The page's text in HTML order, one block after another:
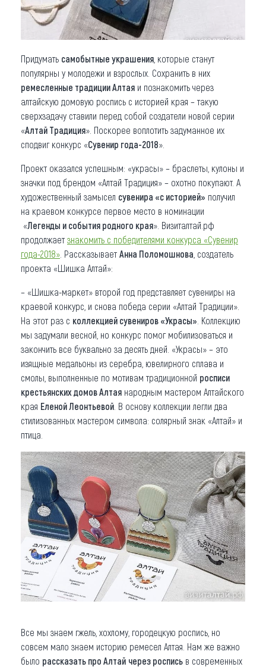
Придумать самобытные украшения , которые станут
популярны у молодежи и взрослых. Сохранить в них
ремесленные традиции Алтая и познакомить через
алтайскую домовую роспись с историей края – такую
сверхзадачу ставили перед собой создатели новой серии
«Алтай Традиция». Поскорее воплотить задуманное их
сподвиг конкурс «Сувенир года-2018».
Проект оказался успешным: «украсы» – браслеты, кулоны и
значки под брендом «Алтай Традиция» – охотно покупают. А
художественный замысел сувенира «с историей» получил
на краевом конкурсе первое место в номинации
«Легенды и события родного края». Визиталтай.рф
продолжает знакомить с победителями конкурса «Сувенир
года-2018» . Рассказывает Анна Поломошнова , создатель
проекта «Шишка Алтай»:
– «Шишка-маркет» второй год представляет сувениры на
краевой конкурс, и снова победа серии «Алтай Традиции».
На этот раз с коллекцией сувениров «Украсы» . Коллекцию
мы задумали весной, но конкурс помог мобилизоваться и
закончить все буквально за десять дней. «Украсы» – это
изящные медальоны из серебра, ювелирного сплава и
смолы, выполненные по мотивам традиционной росписи
крестьянских домов Алтая народным мастером Алтайского
края Еленой Леонтьевой . В основу коллекции легли два
стилизованных мастером символа: солярный знак «Алтай» и
птица.
Все мы знаем гжель, хохлому, городецкую роспись, но
совсем мало знаем историю ремесел Алтая. Нам же важно
было рассказать про Алтай через роспись в современных